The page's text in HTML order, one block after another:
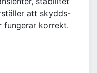
att skydds-
fungerar korrekt.